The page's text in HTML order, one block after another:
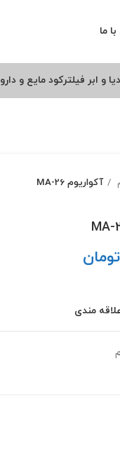
ما
و ابر فیلترکود مایع و دارو
آکواریوم MA-26
تومان
مندی